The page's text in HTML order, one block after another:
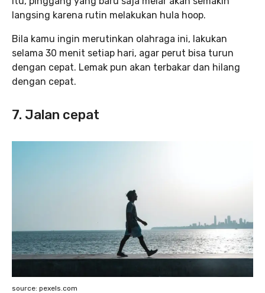
langsing karena rutin melakukan hula hoop.
Bila kamu ingin merutinkan olahraga ini, lakukan
selama 30 menit setiap hari, agar perut bisa turun
dengan cepat. Lemak pun akan terbakar dan hilang
dengan cepat.
7. Jalan cepat
source: pexels.com